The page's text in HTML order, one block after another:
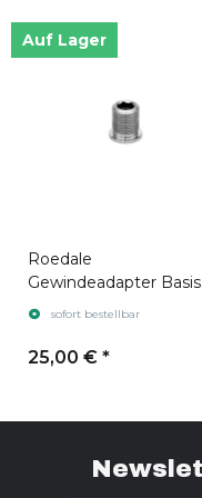
Auf Lager
Roedale
Gewindeadapter Basis
M18x1 Imperial
sofort bestellbar
25,00 € *